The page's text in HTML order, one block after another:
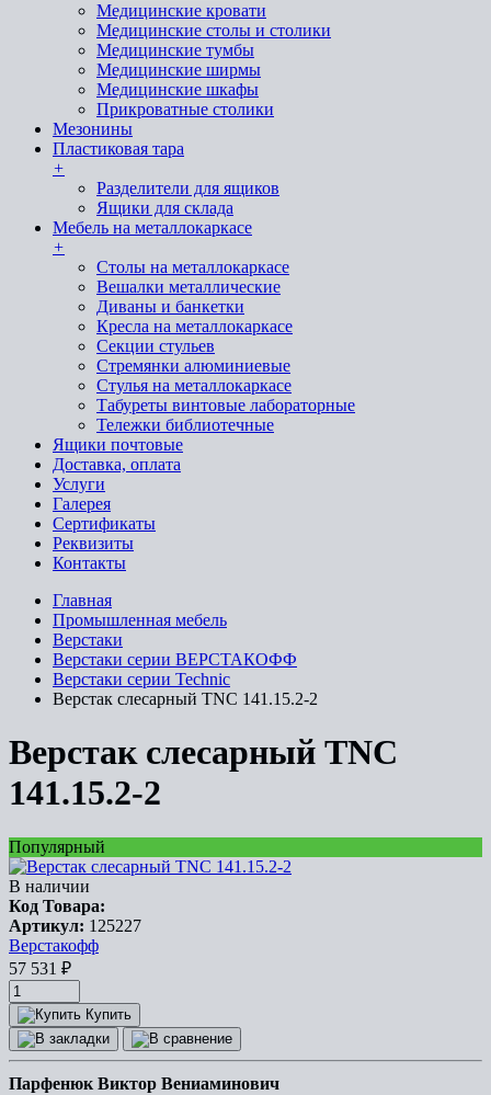
Медицинские кровати
Медицинские столы и столики
Медицинские тумбы
Медицинские ширмы
Медицинские шкафы
Прикроватные столики
Мезонины
Пластиковая тара
+
Разделители для ящиков
Ящики для склада
Мебель на металлокаркасе
+
Cтолы на металлокаркасе
Вешалки металлические
Диваны и банкетки
Кресла на металлокаркасе
Секции стульев
Стремянки алюминиевые
Стулья на металлокаркасе
Табуреты винтовые лабораторные
Тележки библиотечные
Ящики почтовые
Доставка, оплата
Услуги
Галерея
Сертификаты
Реквизиты
Контакты
Главная
Промышленная мебель
Верстаки
Верстаки серии ВЕРСТАКОФФ
Верстаки серии Technic
Верстак слесарный TNC 141.15.2-2
Верстак слесарный TNC
141.15.2-2
Популярный
В наличии
Код Товара:
Артикул: 125227
Верстакофф
57 531 ₽
Купить
Парфенюк Виктор Вениаминович